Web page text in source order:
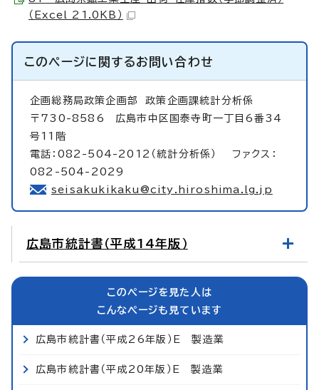
（Excel 21.0KB）
このページに関するお問い合わせ
企画総務局政策企画部政策企画課統計分析係
〒730-8586 広島市中区国泰寺町一丁目6番34
号11階
電話：082-504-2012（統計分析係） ファクス：
082-504-2029
seisakukikaku@city.hiroshima.lg.jp
広島市統計書（平成14年版）
このページを見た人は
こんなページも見ています
広島市統計書（平成26年版）E 製造業
広島市統計書（平成20年版）E 製造業